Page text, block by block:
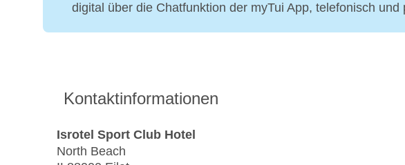
digital über die Chatfunktion der myTui App, telefonisch und
Kontaktinformationen
Isrotel Sport Club Hotel
North Beach